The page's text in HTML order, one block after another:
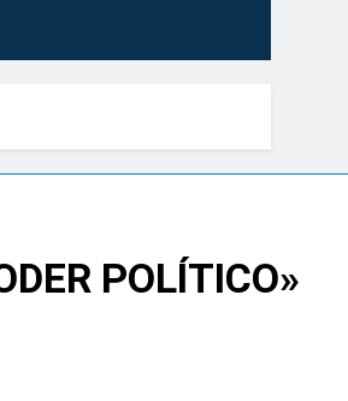
POLÍTICO»